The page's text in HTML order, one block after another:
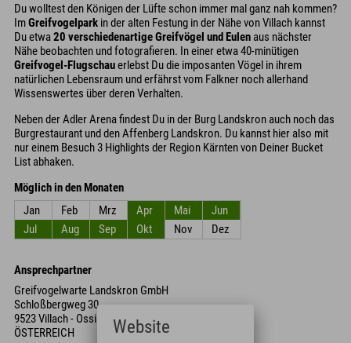
Du wolltest den Königen der Lüfte schon immer mal ganz nah kommen?
ImGreifvogelpark in der alten Festung in der Nähe von Villach kannst
Du etwa20 verschiedenartige Greifvögel und Eulen aus nächster
Nähe beobachten und fotografieren. In einer etwa 40-minütigen
Greifvogel-Flugschauerlebst Du die imposanten Vögel in ihrem
natürlichen Lebensraum und erfährst vom Falkner noch allerhand
Wissenswertes über deren Verhalten.
Neben der Adler Arena findest Du in der Burg Landskron auch noch das
Burgrestaurant und den Affenberg Landskron. Du kannst hier also mit
nur einem Besuch 3 Highlights der Region Kärnten von Deiner Bucket
List abhaken.
Möglich in den Monaten
Jan
Feb Mrz Apr Mai
Jun
Jul
Aug Sep Okt Nov Dez
Ansprechpartner
Greifvogelwarte Landskron GmbH
Schloßbergweg 30
9523 Villach - Ossiacher See
ÖSTERREICH
Website